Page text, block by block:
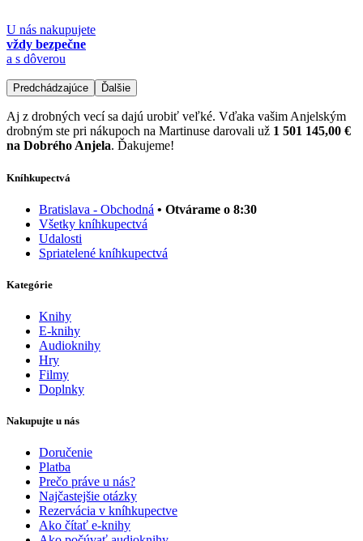
U nás nakupujete
vždy bezpečne
a s dôverou
Predchádzajúce Ďalšie
Aj z drobných vecí sa dajú urobiť veľké. Vďaka vašim Anjelským
drobným ste pri nákupoch na Martinuse darovali už 1 501 145,00 €
na Dobrého Anjela. Ďakujeme!
Kníhkupectvá
Bratislava - Obchodná • Otvárame o 8:30
Všetky kníhkupectvá
Udalosti
Spriatelené kníhkupectvá
Kategórie
Knihy
E-knihy
Audioknihy
Hry
Filmy
Doplnky
Nakupujte u nás
Doručenie
Platba
Prečo práve u nás?
Najčastejšie otázky
Rezervácia v kníhkupectve
Ako čítať e-knihy